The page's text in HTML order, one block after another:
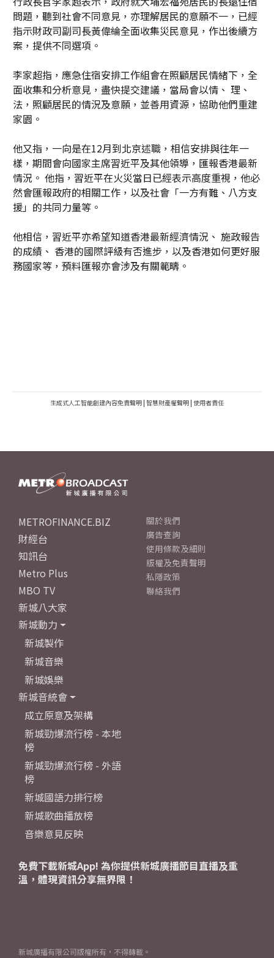
問題，聽到社會不同意見，亦理解居民的意願不一，已經
指示財政司副司長黃偉綸全面收集災民意見，作出後續方
案，提供不同選項。
李家超指，應急住宿安排工作組會在照顧居民情緒下，全
面收集和分析意見，盡快提交建議，當局會以情、 理、
法，照顧居民的情況及意願，並善用資源，協助他們重建
家園。
他又指，一向是在12月到北京述職，相信安排與往年一
樣，期間會向國家主席習近平及其他領導，匯報香港最新
情況。 他指，習近平在火災當日已經表示高度重視，他必
然會匯報政府的相關工作，以及社會「一方有難、八方支
援」的共同力量等。
他相信，習近平亦希望知道香港最新經濟情況、 施政報告
的成績、 香港的國際評級有否進步，以及香港如何更好服
務國家等，預料匯報亦會涉及有關範疇。
生成式人工智能創建內容免責聲明 | 智慧財產權聲明 | 使用者責任
METROFINANCE.BIZ
財經台
知訊台
Metro Plus
MBO TV
新城八大家
新城動力
新城製作
新城音樂
新城娛樂
新城音統會
成立原意及架構
新城勁爆流行榜 - 本地
榜
新城勁爆流行榜 - 外語
榜
新城國語力排行榜
新城歌曲播放榜
音樂意見反映
關於我們
廣告查詢
使用條款及細則
版權及免責聲明
私隱政策
聯絡我們
免費下載新城App! 為你提供新城廣播節目直播及重
溫，體現資訊分享無界限！
新城廣播有限公司版權所有，不得轉載。